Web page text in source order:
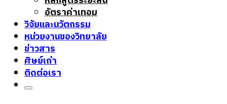
อัตราค่าเทอม
วิจัยและนวัตกรรม
หน่วยงานของวิทยาลัย
ข่าวสาร
ศิษย์เก่า
ติดต่อเรา